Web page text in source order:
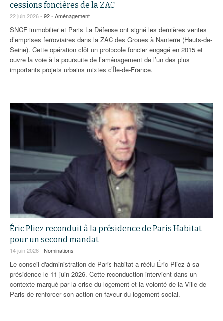
cessions foncières de la ZAC
22 juin 2026 - 92- Aménagement
SNCF immobilier et Paris La Défense ont signé les dernières ventes
d’emprises ferroviaires dans la ZAC des Groues à Nanterre (Hauts-de-
Seine). Cette opération clôt un protocole foncier engagé en 2015 et
ouvre la voie à la poursuite de l’aménagement de l’un des plus
importants projets urbains mixtes d’Île-de-France.
Éric Pliez reconduit à la présidence de Paris Habitat
pour un second mandat
14 juin 2026 - Nominations
Le conseil d'administration de Paris habitat a réélu Éric Pliez à sa
présidence le 11 juin 2026. Cette reconduction intervient dans un
contexte marqué par la crise du logement et la volonté de la Ville de
Paris de renforcer son action en faveur du logement social.